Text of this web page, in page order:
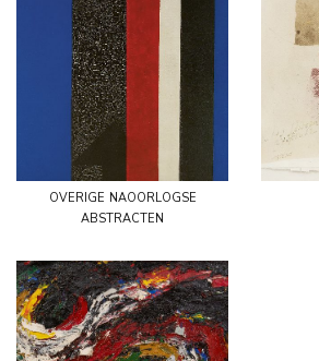
overige naoorlogse
abstracten